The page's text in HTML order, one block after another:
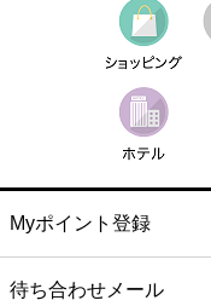
Myポイント登録
待ち合わせメール